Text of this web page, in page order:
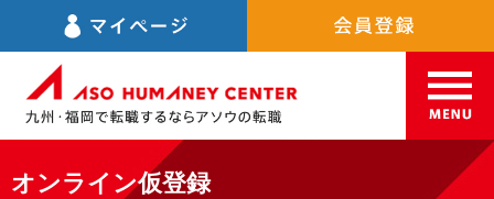
オンライン仮登録